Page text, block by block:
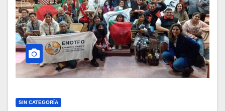
SIN CATEGORÍA